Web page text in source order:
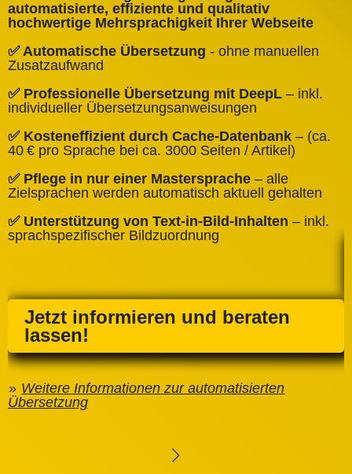
automatisierte, effiziente und qualitativ
hochwertige Mehrsprachigkeit Ihrer Webseite
✅ Automatische Übersetzung - ohne manuellen
Zusatzaufwand
✅ Professionelle Übersetzung mit DeepL – inkl.
individueller Übersetzungsanweisungen
✅ Kosteneffizient durch Cache‑Datenbank – (ca.
40 € pro Sprache bei ca. 3000 Seiten / Artikel)
✅ Pflege in nur einer Mastersprache – alle
Zielsprachen werden automatisch aktuell gehalten
✅ Unterstützung von Text‑in‑Bild‑Inhalten – inkl.
sprachspezifischer Bildzuordnung
Jetzt informieren und beraten
lassen!
Weitere Informationen zur automatisierten
Übersetzung